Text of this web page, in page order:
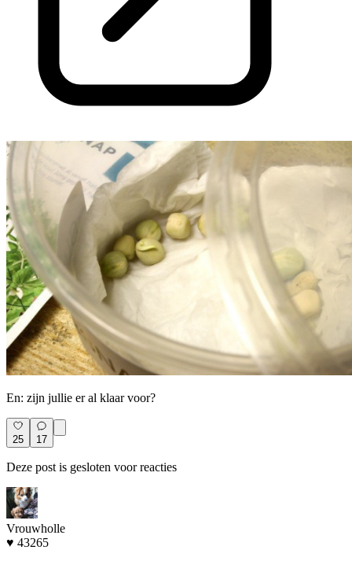
En: zijn jullie er al klaar voor?
25 17
Deze post is gesloten voor reacties
Vrouwholle
♥ 43265